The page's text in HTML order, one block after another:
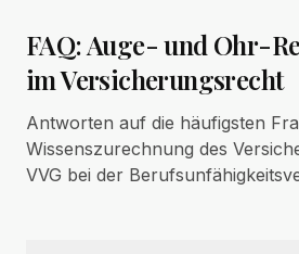
FAQ: Auge- und Ohr-
im Versicherungsrecht
Antworten auf die häufigsten
Wissenszurechnung des
VVG bei der